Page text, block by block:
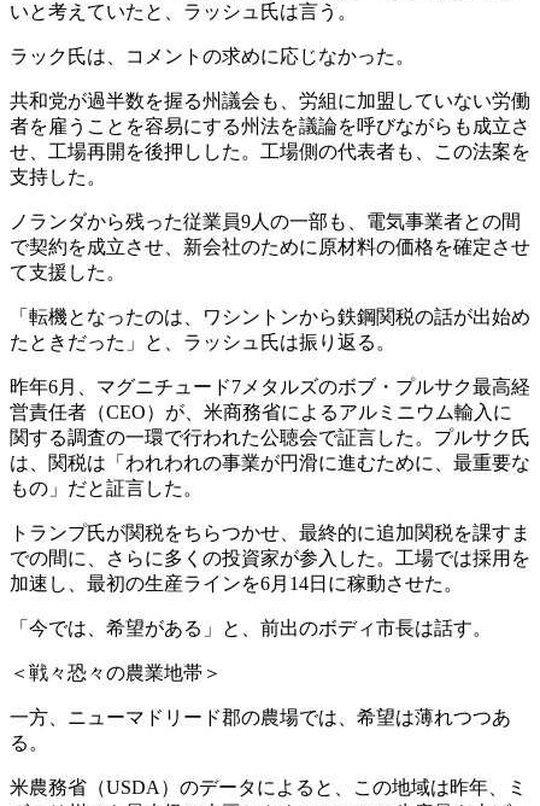
いと考えていたと、ラッシュ氏は言う。
ラック氏は、コメントの求めに応じなかった。
共和党が過半数を握る州議会も、労組に加盟していない労働
者を雇うことを容易にする州法を議論を呼びながらも成立さ
せ、工場再開を後押しした。工場側の代表者も、この法案を
支持した。
ノランダから残った従業員9人の一部も、電気事業者との間
で契約を成立させ、新会社のために原材料の価格を確定させ
て支援した。
「転機となったのは、ワシントンから鉄鋼関税の話が出始め
たときだった」と、ラッシュ氏は振り返る。
昨年6月、マグニチュード7メタルズのボブ・プルサク最高経
営責任者（CEO）が、米商務省によるアルミニウム輸入に
関する調査の一環で行われた公聴会で証言した。プルサク氏
は、関税は「われわれの事業が円滑に進むために、最重要な
もの」だと証言した。
トランプ氏が関税をちらつかせ、最終的に追加関税を課すま
での間に、さらに多くの投資家が参入した。工場では採用を
加速し、最初の生産ラインを6月14日に稼動させた。
「今では、希望がある」と、前出のボディ市長は話す。
＜戦々恐々の農業地帯＞
一方、ニューマドリード郡の農場では、希望は薄れつつあ
る。
米農務省（USDA）のデータによると、この地域は昨年、ミ